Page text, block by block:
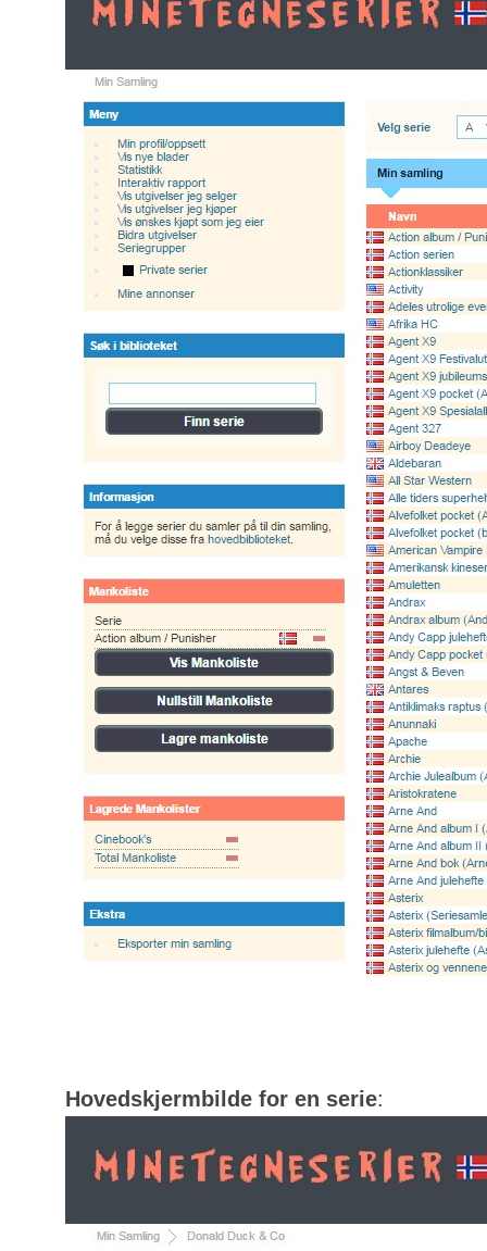
Hovedskjermbilde for en serie: